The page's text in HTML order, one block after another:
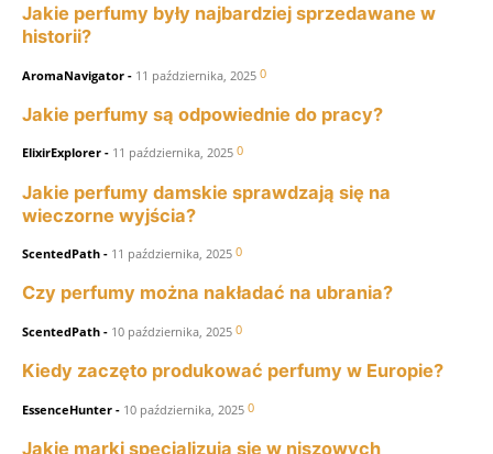
Jakie perfumy były najbardziej sprzedawane w
historii?
AromaNavigator - 11 października, 2025 0
Jakie perfumy są odpowiednie do pracy?
ElixirExplorer - 11 października, 2025 0
Jakie perfumy damskie sprawdzają się na
wieczorne wyjścia?
ScentedPath - 11 października, 2025 0
Czy perfumy można nakładać na ubrania?
ScentedPath - 10 października, 2025 0
Kiedy zaczęto produkować perfumy w Europie?
EssenceHunter - 10 października, 2025 0
Jakie marki specjalizują się w niszowych